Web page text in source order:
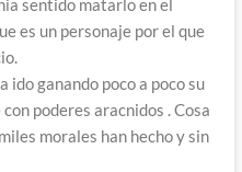
sentido matarlo en el
es un personaje por el que
ido ganando poco a poco su
poderes aracnidos . Cosa
morales han hecho y sin